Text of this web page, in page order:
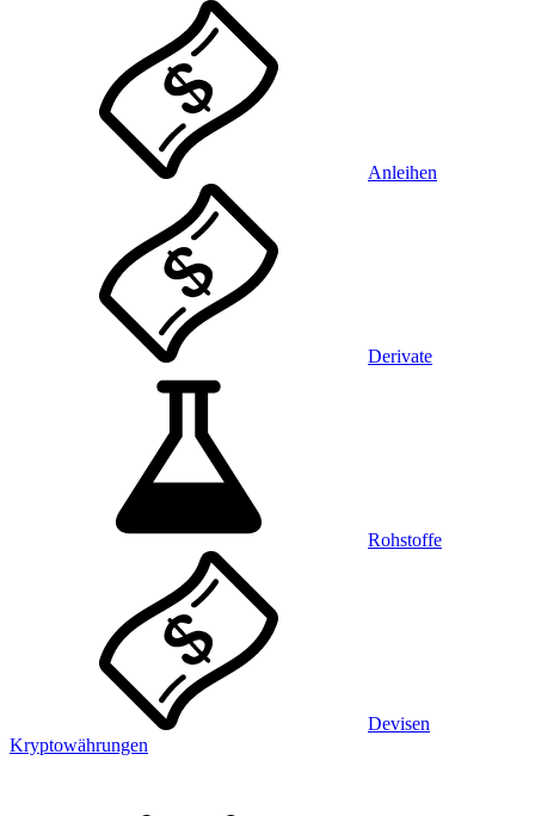
Anleihen
Derivate
Rohstoffe
Devisen
Kryptowährungen